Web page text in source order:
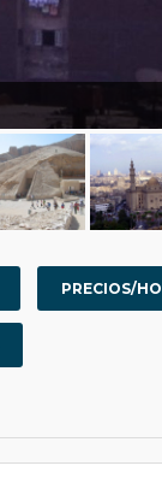
PRECIOS/